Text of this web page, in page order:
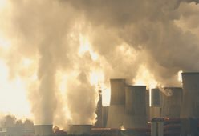
permite-
de alta
botão
E
CONTINUAR
CONFIGURAÇÕES